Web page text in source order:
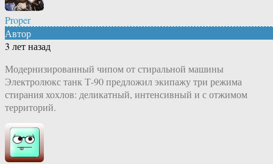
Proper
Автор
3 лет назад
Модернизированный чипом от стиральной машины
Электролюкс танк Т-90 предложил экипажу три режима
стирания хохлов: деликатный, интенсивный и с отжимом
территорий.